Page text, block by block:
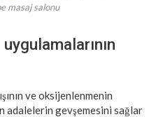
masaj salonu
ve oksijenlenmenin
adalelerin gevşemesini sağlar